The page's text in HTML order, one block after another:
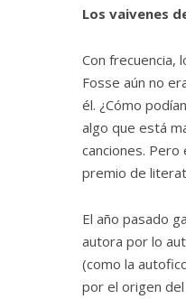
Los vaivenes
Con frecuencia,
Fosse aún no
él. ¿Cómo
algo que está
canciones. Pero
premio de
El año pasado
autora por lo
(como la
por el origen